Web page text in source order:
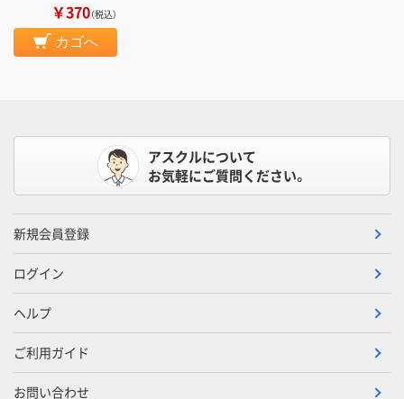
￥370（税込）
カゴへ
アスクルについて
お気軽にご質問ください。
新規会員登録
ログイン
ヘルプ
ご利用ガイド
お問い合わせ